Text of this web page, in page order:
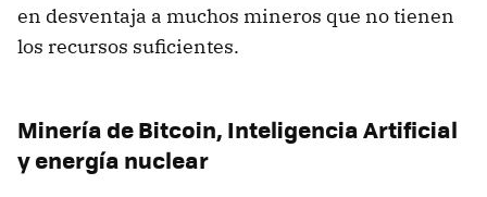
en desventaja a muchos mineros que no tienen
los recursos suficientes.
Minería de Bitcoin, Inteligencia Artificial
y energía nuclear